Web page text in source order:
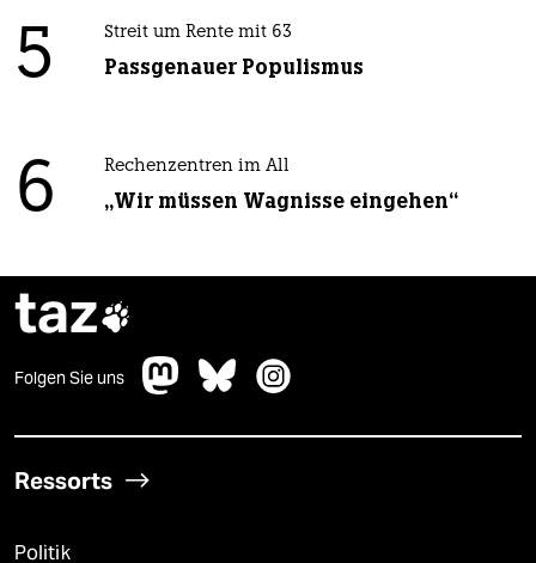
5 Streit um Rente mit 63
Passgenauer Populismus
6 Rechenzentren im All
„Wir müssen Wagnisse eingehen“
taz
Folgen Sie uns
Ressorts
Politik